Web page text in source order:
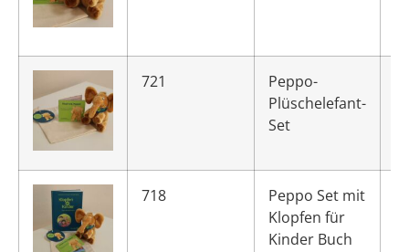
721
Peppo-
Plüschelefant-
Set
718
Peppo Set mit
Klopfen für
Kinder Buch